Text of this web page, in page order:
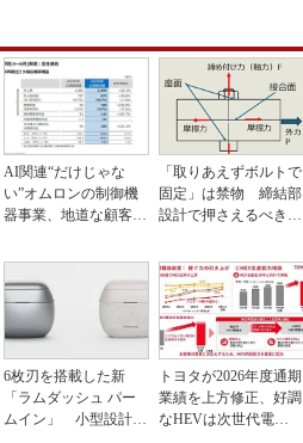
AI関連“だけじゃな
い”オムロンの制御機
器事業、地道な顧客基
「取りあえずボルトで
固定」は禁物 締結部
設計で押さえるべき基
6枚刃を搭載した新
「ラムダッシュ パー
ムイン」 小型設計と
トヨタが2026年度通期
業績を上方修正、好調
なHEVは次世代電池